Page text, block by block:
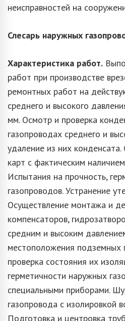
неисправностей на
Слесарь наружных
Характеристика работ.
работ при производстве
ремонтных работ на
среднего и высокого
мм. Осмотр и проверка
газопроводах среднего и
удаление из них
карт с фактическим
Испытания на прочность,
газопроводов. Устранение
Осуществление монтажа и
компенсаторов,
средним и высоким
местоположения подземных
проверка состояния их
герметичности наружных
специальными приборами.
газопровода с изолировкой
Подготовка и центровка